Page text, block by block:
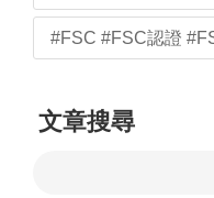
#FSC #FSC認證
文章搜尋